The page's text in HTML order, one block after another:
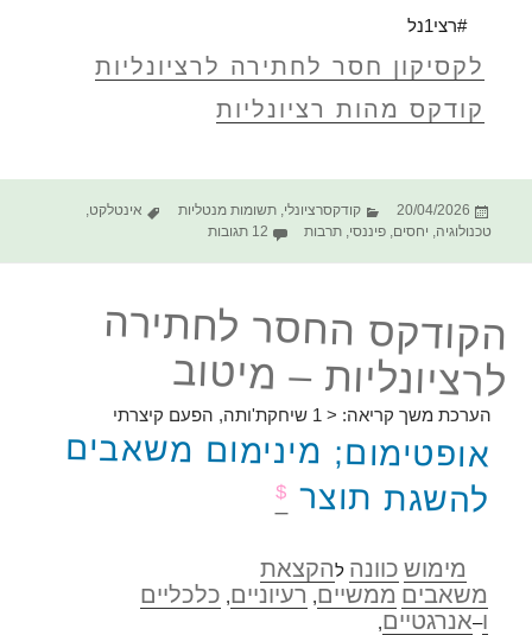
#רצי1נל
לקסיקון חסר לחתירה לרציונליות
קודקס מהות רציונליות
פורסם
בתאריך
20/04/2026 קטגוריות
קודקסרציונלי,תשומות מנטליות תגיות
אינטלקט,
טכנולוגיה, יחסים,פיננסי,תרבות 12 תגובות על הקודקס החסר לחתירה
הקודקס החסר לחתירה
לרציונליות – מיטוב
הערכת משך קריאה: < 1 שיחקת'ותה, הפעם קיצרתי
אופטימום; מינימום משאבים
להשגת תוצר $
מימוש כוונה להקצאת
משאבים ממשיים, רעיוניים, כלכליים
ו–אנרגטיים,